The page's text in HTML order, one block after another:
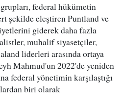
federal hükümetin
şekilde eleştiren Puntland ve
giderek daha fazla
muhalif siyasetçiler,
liderleri arasında ortaya
Mahmud'un 2022'de yeniden
federal yönetimin karşılaştığı
biri olarak